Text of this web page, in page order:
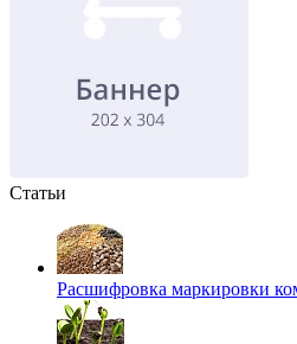
Статьи
Расшифровка маркировки